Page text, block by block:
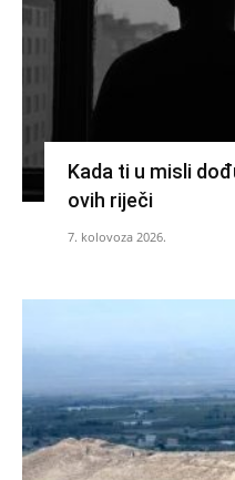
Kada ti u misli
ovih riječi
7. kolovoza 2026.